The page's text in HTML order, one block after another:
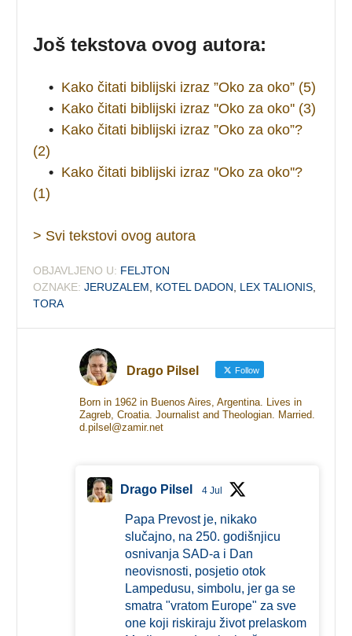
Još tekstova ovog autora:
• Kako čitati biblijski izraz ”Oko za oko” (5)
• Kako čitati biblijski izraz ''Oko za oko'' (3)
• Kako čitati biblijski izraz ”Oko za oko”?
(2)
• Kako čitati biblijski izraz ''Oko za oko''?
(1)
> Svi tekstovi ovog autora
OBJAVLJENO U: FELJTON
OZNAKE: JERUZALEM KOTEL DADON LEX TALIONIS
TORA
Drago Pilsel Follow
Born in 1962 in Buenos Aires, Argentina. Lives in
Zagreb, Croatia. Journalist and Theologian. Married.
d.pilsel@zamir.net
Drago Pilsel 4 Jul
Papa Prevost je, nikako
slučajno, na 250. godišnjicu
osnivanja SAD-a i Dan
neovisnosti, posjetio otok
Lampedusu, simbolu, jer ga se
smatra "vratom Europe" za sve
one koji riskiraju život prelaskom